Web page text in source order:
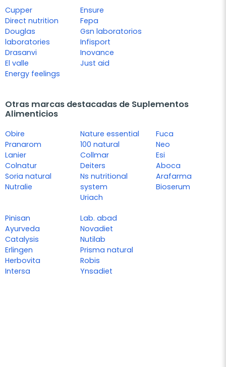
Cupper
Direct nutrition
Douglas
laboratories
Drasanvi
El valle
Energy feelings
Ensure
Fepa
Gsn laboratorios
Infisport
Inovance
Just aid
Otras marcas destacadas de Suplementos
Alimenticios
Obire
Pranarom
Lanier
Colnatur
Soria natural
Nutralie
Nature essential
100 natural
Collmar
Deiters
Ns nutritional
system
Uriach
Fuca
Neo
Esi
Aboca
Arafarma
Bioserum
Pinisan
Ayurveda
Catalysis
Erlingen
Herbovita
Intersa
Lab. abad
Novadiet
Nutilab
Prisma natural
Robis
Ynsadiet